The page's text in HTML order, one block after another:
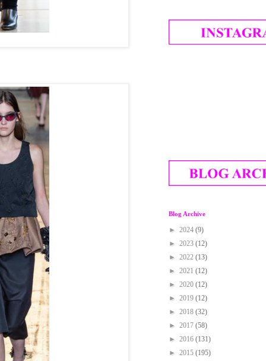
Blog Archive
► 2024 (9)
► 2023 (12)
► 2022 (13)
► 2021 (12)
► 2020 (12)
► 2019 (12)
► 2018 (32)
► 2017 (58)
► 2016 (131)
► 2015 (195)